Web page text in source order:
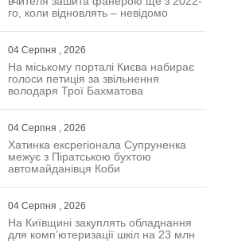
го, коли відновлять – невідомо
04 Серпня , 2026
На міському порталі Києва набирає
голоси петиція за звільнення
володаря Трої Бахматова
04 Серпня , 2026
Хатинка ексрегіонала Супруненка
межує з Піратською бухтою
автомайданівця Коби
04 Серпня , 2026
На Київщині закуплять обладнання
для комп’ютеризації шкіл на 23 млн